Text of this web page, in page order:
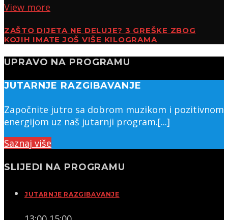
View more
ZAŠTO DIJETA NE DELUJE? 3 GREŠKE ZBOG
KOJIH IMATE JOŠ VIŠE KILOGRAMA
UPRAVO NA PROGRAMU
JUTARNJE RAZGIBAVANJE
Započnite jutro sa dobrom muzikom i pozitivnom
energijom uz naš jutarnji program.[...]
Saznaj više
SLIJEDI NA PROGRAMU
JUTARNJE RAZGIBAVANJE